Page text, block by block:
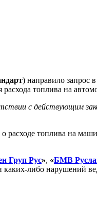
) направило запрос в
топлива на
с действующим
расходе топлива на
Груп Рус», «БМВ
каких-либо нарушений